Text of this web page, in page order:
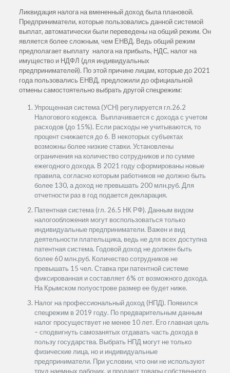
Ликвидация налога на вмененный доход была плановой.
Предприниматели, которые пользовались данной системой
выплат, автоматически были переведены на общий режим. Он
является более сложным, чем ЕНВД. Ведь общий режим
предполагает выплату налога на прибыль, НДС, налог на
имущество и НДФЛ (для индивидуальных
предпринимателей). По этой причине лицам, которые до 2021
года пользовались ЕНВД, предложили до официальной
отмены самостоятельно выбрать другой спецрежим:
Упрощенная система (УСН) регулируется гл.26.2
Налогового кодекса. Выплачивается с дохода с учетом
расходов (до 15%). Если расходы не учитываются, то
процент снижается до 6. В некоторых субъектах
возможны более низкие ставки. Установлены
ограничения на количество сотрудников и по сумме
ежегодного дохода. В 2021 году сформированы новые
правила, согласно которым работников не должно быть
более 130, а доход не превышать 200 млн.руб. Для
отчетности раз в год подается декларация.
Патентная система (гл. 26.5 НК РФ). Данным видом
налогообложения могут воспользоваться только
индивидуальные предприниматели. Важен и вид
деятельности плательщика, ведь не для всех доступна
патентная система. Годовой доход не должен быть
более 60 млн.руб. Количество сотрудников не
превышать 15 чел. Ставка при патентной системе
фиксированная и составляет 6% от возможного дохода.
На Крымском полуострове размер ее будет ниже.
Налог на профессиональный доход (НПД). Появился
спецрежим в 2019 году. По предварительным данным
налог просуществует не менее 10 лет. Его главная цель
– сподвигнуть самозанятых отдавать часть дохода в
пользу государства. Выбрать НПД могут не только
физические лица, но и индивидуальные
предприниматели. При условии, что они не используют
труд наемных рабочих, и продают товары собственного